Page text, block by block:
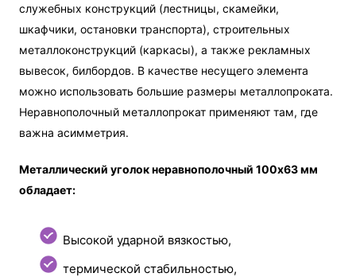
служебных конструкций (лестницы, скамейки,
шкафчики, остановки транспорта), строительных
металлоконструкций (каркасы), а также рекламных
вывесок, билбордов. В качестве несущего элемента
можно использовать большие размеры металлопроката.
Неравнополочный металлопрокат применяют там, где
важна асимметрия.
Металлический уголок неравнополочный 100х63 мм
обладает:
Высокой ударной вязкостью,
термической стабильностью,